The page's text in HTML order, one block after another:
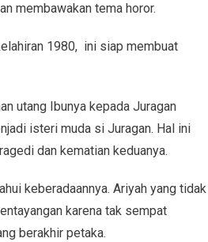
membawakan tema horor.
1980, ini siap membuat
utang Ibunya kepada Juragan
isteri muda si Juragan. Hal ini
dan kematian keduanya.
keberadaannya. Ariyah yang tidak
karena tak sempat
berakhir petaka.